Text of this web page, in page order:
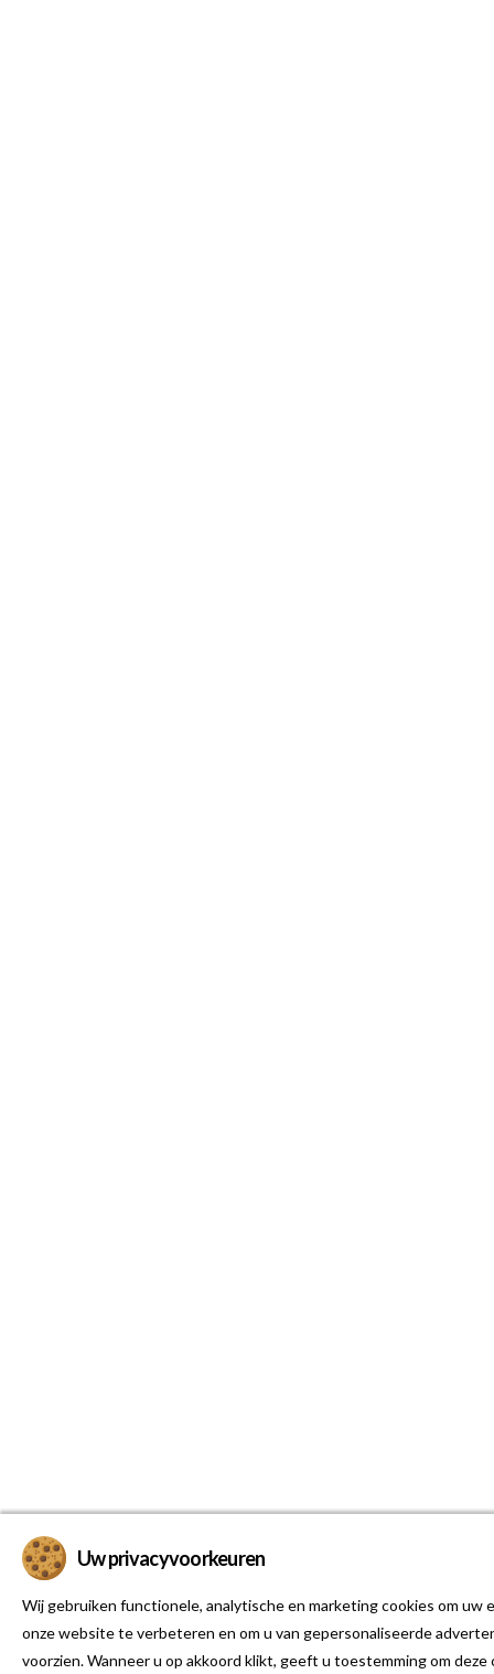
Uw privacyvoorkeuren
Wij gebruiken functionele, analytische en marketing cookies om uw
onze website te verbeteren en om u van gepersonaliseerde
voorzien. Wanneer u op akkoord klikt, geeft u toestemming om deze